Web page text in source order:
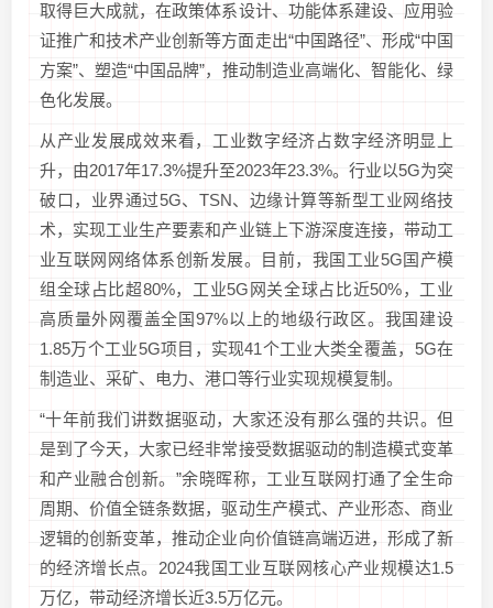
取得巨大成就，在政策体系设计、功能体系建设、应用验
证推广和技术产业创新等方面走出“中国路径”、形成“中国
方案”、塑造“中国品牌”，推动制造业高端化、智能化、绿
色化发展。
从产业发展成效来看，工业数字经济占数字经济明显上
升，由2017年17.3%提升至2023年23.3%。行业以5G为突
破口，业界通过5G、TSN、边缘计算等新型工业网络技
术，实现工业生产要素和产业链上下游深度连接，带动工
业互联网网络体系创新发展。目前，我国工业5G国产模
组全球占比超80%，工业5G网关全球占比近50%，工业
高质量外网覆盖全国97%以上的地级行政区。我国建设
1.85万个工业5G项目，实现41个工业大类全覆盖，5G在
制造业、采矿、电力、港口等行业实现规模复制。
“十年前我们讲数据驱动，大家还没有那么强的共识。但
是到了今天，大家已经非常接受数据驱动的制造模式变革
和产业融合创新。”余晓晖称，工业互联网打通了全生命
周期、价值全链条数据，驱动生产模式、产业形态、商业
逻辑的创新变革，推动企业向价值链高端迈进，形成了新
的经济增长点。2024我国工业互联网核心产业规模达1.5
万亿，带动经济增长近3.5万亿元。